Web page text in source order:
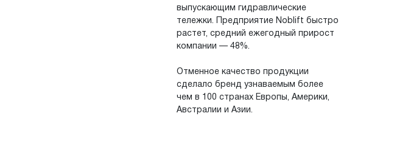
выпускающим гидравлические
тележки. Предприятие Noblift быстро
растет, средний ежегодный прирост
компании — 48%.
Отменное качество продукции
сделало бренд узнаваемым более
чем в 100 странах Европы, Америки,
Австралии и Азии.